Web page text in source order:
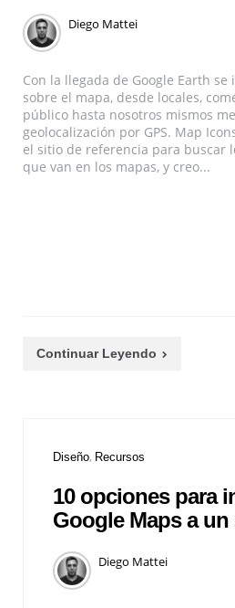
Diego Mattei
Con la llegada de Google Earth
sobre el mapa, desde locales,
público hasta nosotros mismos
geolocalización por GPS. Map
el sitio de referencia para buscar
que van en los mapas, y creo...
Continuar Leyendo
Diseño Recursos
10 opciones para
Google Maps a
Diego Mattei